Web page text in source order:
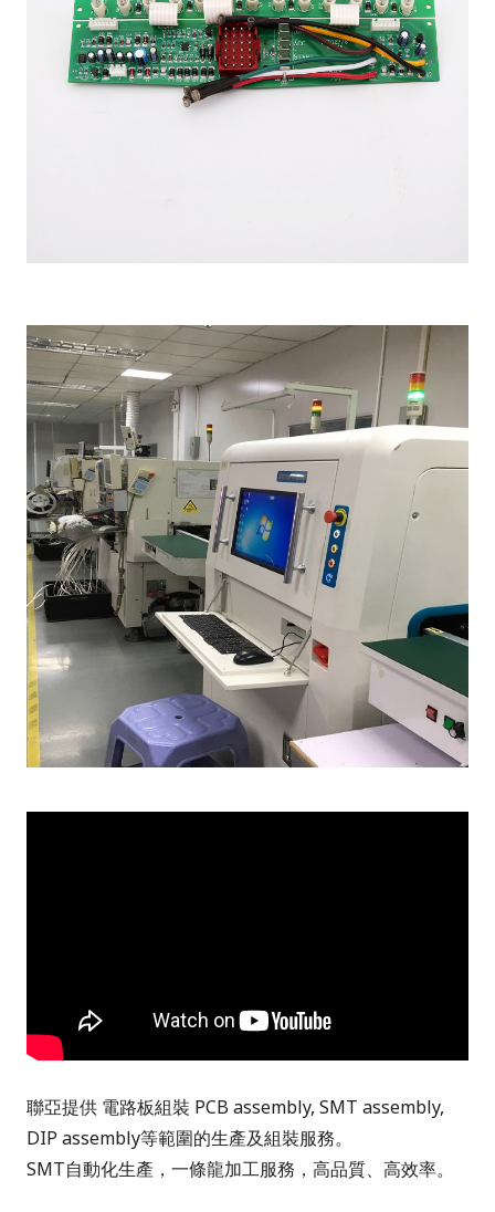
聯亞提供 電路板組裝 PCB assembly, SMT assembly,
DIP assembly等範圍的生產及組裝服務。
SMT自動化生產，一條龍加工服務，高品質、高效率。